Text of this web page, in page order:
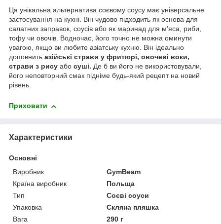
Ця унікальна альтернатива соєвому соусу має універсальне
застосування на кухні. Він чудово підходить як основа для
салатних заправок, соусів або як маринад для м'яса, риби,
тофу чи овочів. Водночас, його точно не можна оминути
увагою, якщо ви любите азіатську кухню. Він ідеально
доповнить азійські страви у фритюрі, овочеві воки,
страви з рису або суші. Де б ви його не використовували,
його неповторний смак підніме будь-який рецепт на новий
рівень.
Приховати
Характеристики
Основні
Виробник
GymBeam
Країна виробник
Польща
Тип
Соєві соуси
Упаковка
Скляна пляшка
Вага
290 г